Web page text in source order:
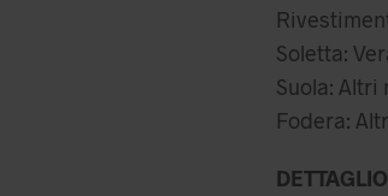
Soletta:
Suola: Altri
Fodera: